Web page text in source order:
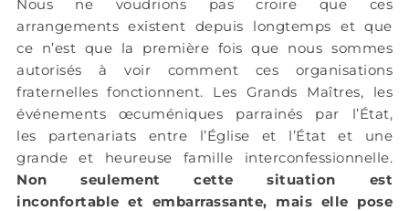
Nous ne voudrions pas croire que ces
arrangements existent depuis longtemps et que
ce n’est que la première fois que nous sommes
autorisés à voir comment ces organisations
fraternelles fonctionnent. Les Grands Maîtres, les
événements œcuméniques parrainés par l’État,
les partenariats entre l’Église et l’État et une
grande et heureuse famille interconfessionnelle.
Non seulement cette situation est
inconfortable et embarrassante, mais elle pose